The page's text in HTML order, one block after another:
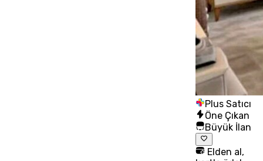
Plus Satıcı
Öne Çıkan
Büyük İlan
Elden al,